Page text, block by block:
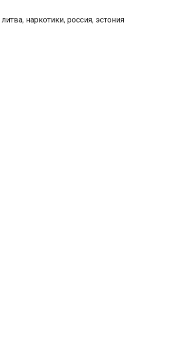
литва, наркотики, россия, эстония